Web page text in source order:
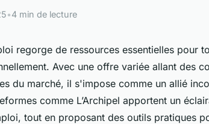
•4 min de lecture
regorge de ressources essentielles pour
Avec une offre variée allant des
du marché, il s'impose comme un allié
comme L’Archipel apportent un
tout en proposant des outils pratiques